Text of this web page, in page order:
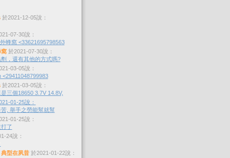
於2021-12-05說：
07-30說：
蜂窩 <33621695798563
窩於2021-07-30說：
，還有其他的方式嗎?
03-05說：
<29411048799983
於2021-03-05說：
三個18650 3.7V 14.8V,
01-25說：
, 舉手之勞能幫就幫
01-25說：
了
24說：
型在夙昔於2021-01-22說：